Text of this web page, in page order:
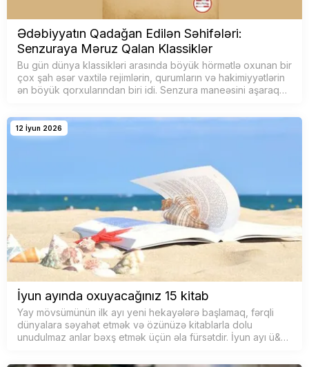
Ədəbiyyatın Qadağan Edilən Səhifələri:
Senzuraya Məruz Qalan Klassiklər
Bu gün dünya klassikləri arasında böyük hörmətlə oxunan bir
çox şah əsər vaxtilə rejimlərin, qurumların və hakimiyyətlərin
ən böyük qorxularından biri idi. Senzura maneəsini aşaraq
12 İyun 2026
İyun ayında oxuyacağınız 15 kitab
Yay mövsümünün ilk ayı yeni hekayələrə başlamaq, fərqli
dünyalara səyahət etmək və özünüzə kitablarla dolu
unudulmaz anlar bəxş etmək üçün əla fürsətdir. İyun ayı ü&…